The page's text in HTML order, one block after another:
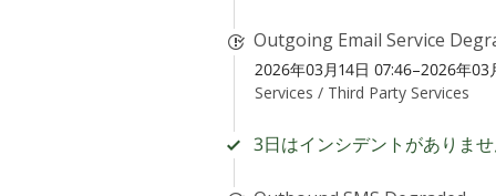
Outgoing Email Service
2026年03月14日 07:46–2026年03
Services / Third Party Services
3日はインシデントがありま